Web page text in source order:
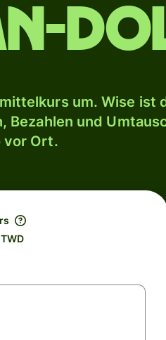
um. Wise ist
Bezahlen und
vor Ort.